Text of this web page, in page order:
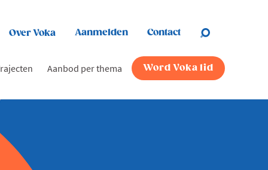
Over Voka Aanmelden Contact
Aanbod per thema Word Voka lid